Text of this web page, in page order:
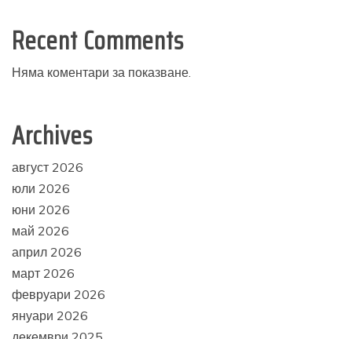
Recent Comments
Няма коментари за показване.
Archives
август 2026
юли 2026
юни 2026
май 2026
април 2026
март 2026
февруари 2026
януари 2026